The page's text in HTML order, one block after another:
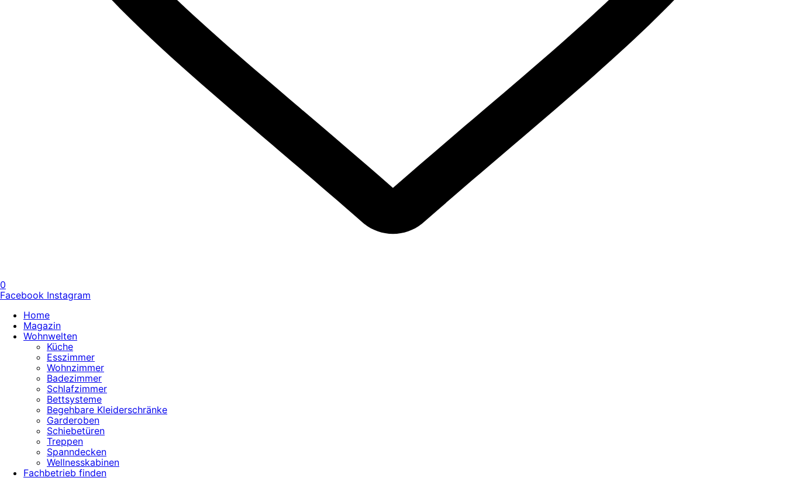
0
Facebook Instagram
Home
Magazin
Wohnwelten
Küche
Esszimmer
Wohnzimmer
Badezimmer
Schlafzimmer
Bettsysteme
Begehbare Kleiderschränke
Garderoben
Schiebetüren
Treppen
Spanndecken
Wellnesskabinen
Fachbetrieb finden